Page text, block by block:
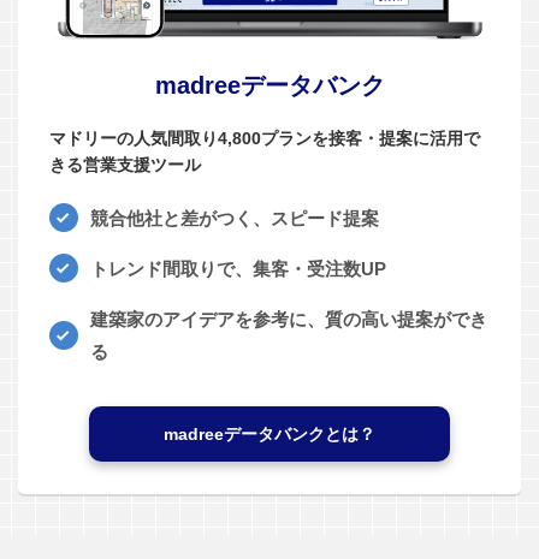
madreeデータバンク
マドリーの人気間取り4,800プランを接客・提案に活用で
きる営業支援ツール
競合他社と差がつく、スピード提案
トレンド間取りで、集客・受注数UP
建築家のアイデアを参考に、質の高い提案ができ
る
madreeデータバンクとは？